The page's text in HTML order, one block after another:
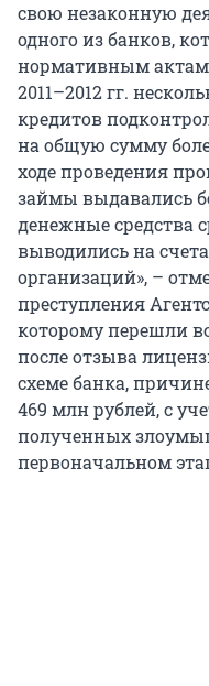
свою незаконную
одного из банков,
нормативным
2011–2012 гг.
кредитов
на общую сумму
ходе проведения
займы выдавались
денежные средства
выводились на
организаций», –
преступления
которому перешли
после отзыва
схеме банка,
469 млн рублей, с
полученных
первоначальном